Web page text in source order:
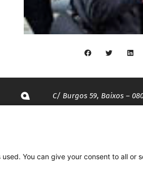
C/ Burgos 59, Baixos –
935 120 481
You can give your consent to all or